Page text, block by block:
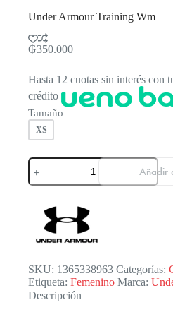
Under Armour Training Wm
₲350.000
Hasta 12 cuotas sin interés con
crédito
Tamaño
XS
Under
Armour
Training
cantidad
Añadir
SKU: 1365338963 Categorías:
Etiqueta: Femenino Marca:
Descripción